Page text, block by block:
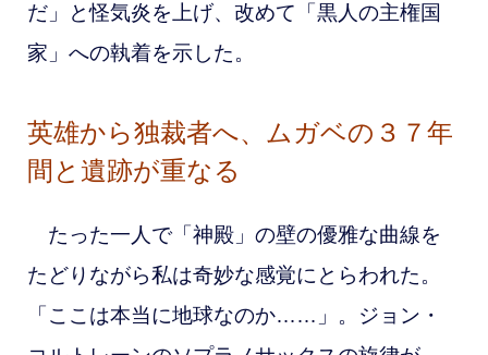
だ」と怪気炎を上げ、改めて「黒人の主権国
家」への執着を示した。
英雄から独裁者へ、 ムガベの３７年
間と遺跡が重なる
たった一人で「神殿」の壁の優雅な曲線を
たどりながら私は奇妙な感覚にとらわれた。
「ここは本当に地球なのか……」。ジョン・